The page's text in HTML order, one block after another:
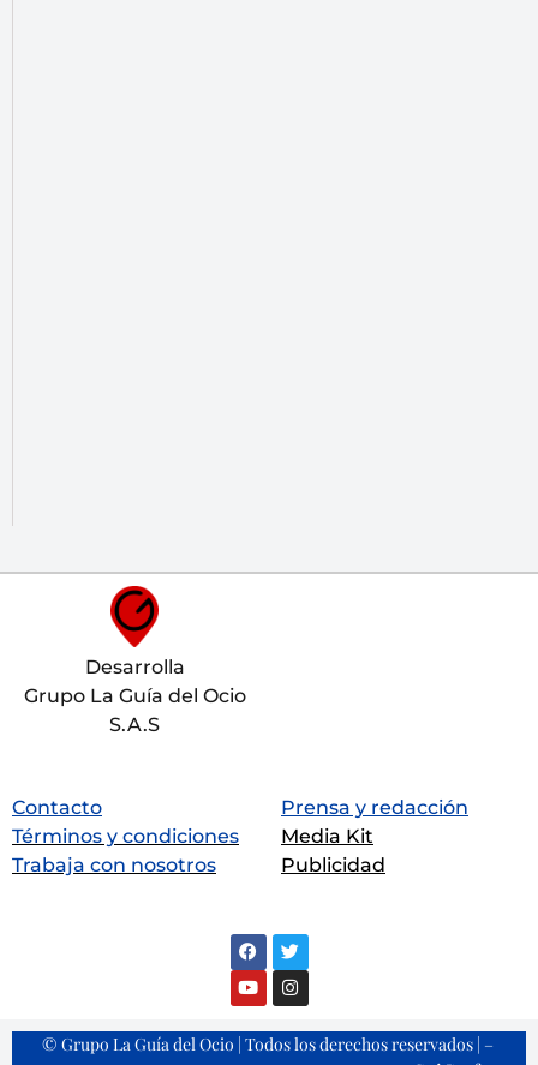
Desarrolla
Grupo La Guía del Ocio
S.A.S
Contacto
Términos y condiciones
Trabaja con nosotros
Prensa y redacción
Media Kit
Publicidad
© Grupo La Guía del Ocio | Todos los derechos reservados | –